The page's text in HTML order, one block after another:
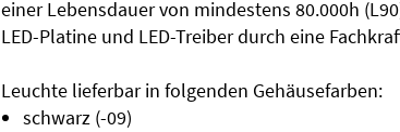
einer Lebensdauer von mindestens 80.000h
LED-Platine und LED-Treiber durch eine
Leuchte lieferbar in folgenden Gehäusefarben:
schwarz (-09)